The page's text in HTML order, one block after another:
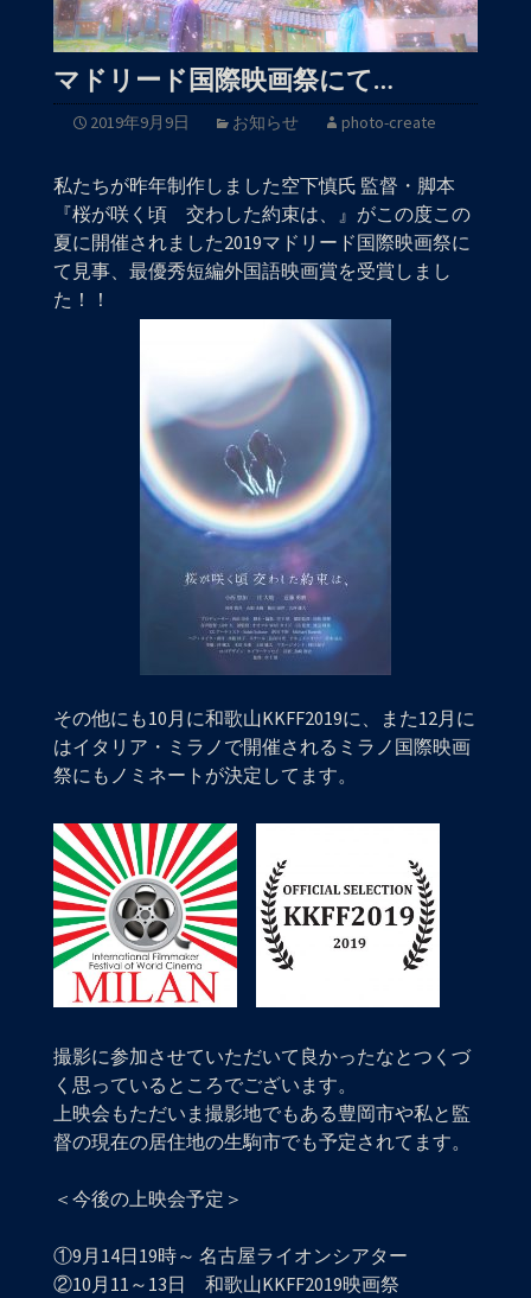
マドリード国際映画祭にて…
2019年9月9日 お知らせ photo-create
私たちが昨年制作しました空下慎氏 監督・脚本
『桜が咲く頃 交わした約束は、』がこの度この
夏に開催されました2019マドリード国際映画祭に
て見事、最優秀短編外国語映画賞を受賞しまし
た！！
その他にも10月に和歌山KKFF2019に、また12月に
はイタリア・ミラノで開催されるミラノ国際映画
祭にもノミネートが決定してます。
撮影に参加させていただいて良かったなとつくづ
く思っているところでございます。
上映会もただいま撮影地でもある豊岡市や私と監
督の現在の居住地の生駒市でも予定されてます。
＜今後の上映会予定＞
①9月14日19時～ 名古屋ライオンシアター
②10月11～13日 和歌山KKFF2019映画祭